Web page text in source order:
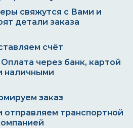
свяжутся с Вами и
детали заказа
через банк, картой
наличными
отправляем транспортной